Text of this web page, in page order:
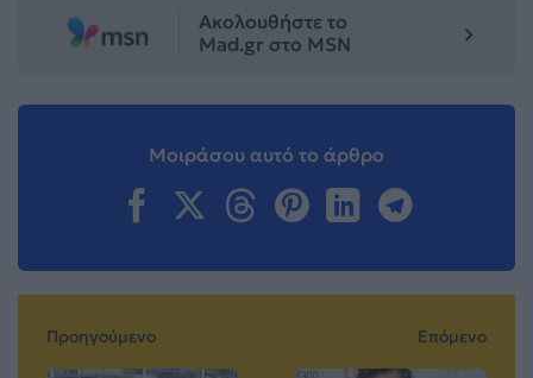
Ακολουθήστε το
Mad.gr στο MSN
Μοιράσου αυτό το άρθρο
Προηγούμενο Επόμενο